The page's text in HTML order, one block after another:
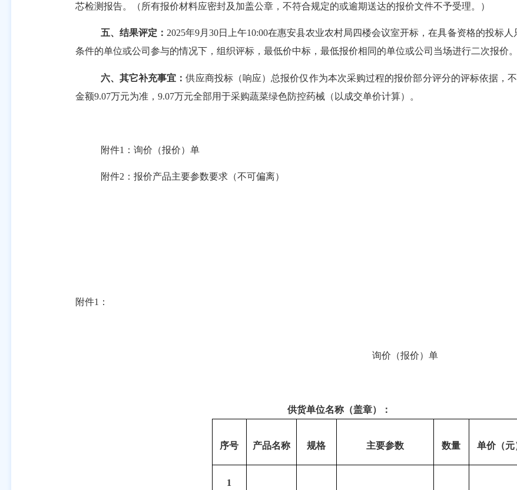
芯检测报告。（所有报价材料应密封及加盖公章，不符合规定的或逾期送达的报价文件不予受理。）
五、 结果评定： 2025年9月30日上午10:00在惠安县农业农村局四楼会议室开标，在具备资格的投标
条件的单位或公司 参与的情况下，组织评标，最低价中标，最低报价相同的单位或公司 当场进行二次报
六、其它补充事宜：供应商投标（响应）总报价仅作为本次采购过程的报价部分评分的评标依据，
金额9.07万元为准，9.07万元全部用于采购蔬菜绿色防控药械（以成交单价计算）。
附件1：询价（报价）单
附件2：报价产品主要参数要求（不可偏离）
附件1 ：
询价（报价）单
供货单位名称（盖章）：
序号 产品名称 规格 主要参数 数量 单价（元
1